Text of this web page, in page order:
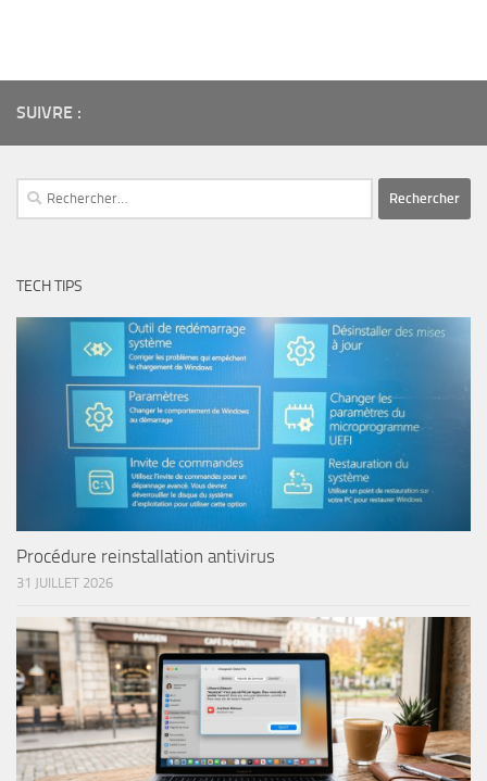
SUIVRE :
Rechercher :
TECH TIPS
Procédure reinstallation antivirus
31 JUILLET 2026